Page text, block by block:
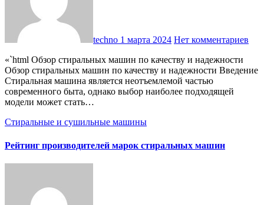
techno 1 марта 2024 Нет комментариев
«`html Обзор стиральных машин по качеству и надежности
Обзор стиральных машин по качеству и надежности Введение
Стиральная машина является неотъемлемой частью
современного быта, однако выбор наиболее подходящей
модели может стать…
Стиральные и сушильные машины
Рейтинг производителей марок стиральных машин